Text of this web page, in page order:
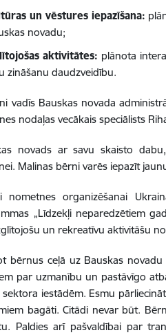
un vēstures iepazīšana:
novadu;
aktivitātes: plānota
zināšanu daudzveidību.
vadīs Bauskas novada
nodaļas vecākais speciālists
novads ar savu skaisto
Malinas bērni varēs iepazīt
nometnes organizēšanai
„Līdzekļi neparedzētiem
un rekreatīvu aktivitāšu
bērnus ceļā uz Bauskas
par uzmanību un pastāvīgo
sektora iestādēm. Esmu
bagāti. Citādi nevar būt.
Paldies arī pašvaldībai par